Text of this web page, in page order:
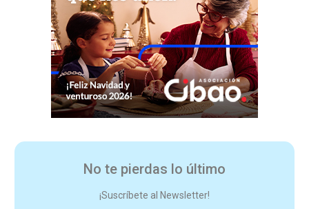
No te pierdas lo último
¡Suscríbete al Newsletter!